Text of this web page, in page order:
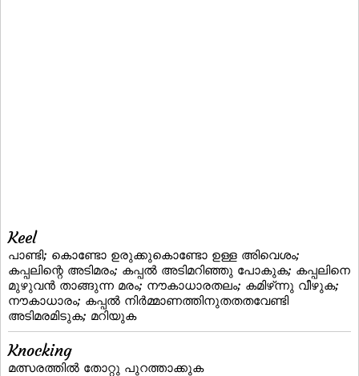
Keel
പാണ്ടി; കൊണ്ടോ ഉരുക്കുകൊണ്ടോ ഉള്ള അിവെശം;
കപ്പലിന്റെ അടിമരം; കപ്പല്‍ അടിമറിഞ്ഞു പോകുക; കപ്പലിനെ
മുഴുവന്‍ താങ്ങുന്ന മരം; നൗകാധാരതലം; കമിഴ്‌ന്നു വീഴുക;
നൗകാധാരം; കപ്പല്‍ നിര്‍മ്മാണത്തിനുതതതവേണ്ടി
അടിമരമിടുക; മറിയുക
Knocking
മത്സരത്തില്‍ തോറ്റു പുറത്താക്കുക